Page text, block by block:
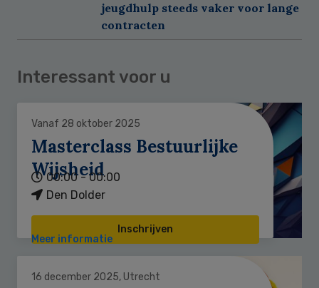
jeugdhulp steeds vaker voor lange
contracten
Interessant voor u
Vanaf 28 oktober 2025
Masterclass Bestuurlijke
Wijsheid
00:00 - 00:00
Den Dolder
Inschrijven
Meer informatie
16 december 2025, Utrecht